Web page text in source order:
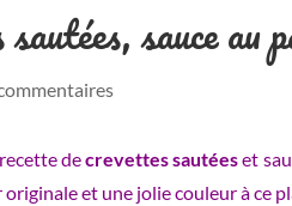
sauce au
recette decrevettes sautéeset
et une jolie couleur à ce